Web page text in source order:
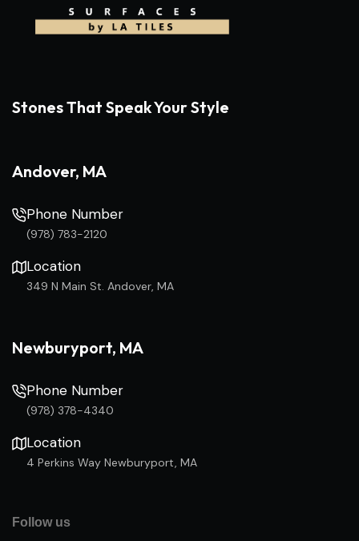
Stones That Speak Your Style
Andover, MA
Phone Number
(978) 783-2120
Location
349 N Main St. Andover, MA
Newburyport, MA
Phone Number
(978) 378-4340
Location
4 Perkins Way Newburyport, MA
Follow us